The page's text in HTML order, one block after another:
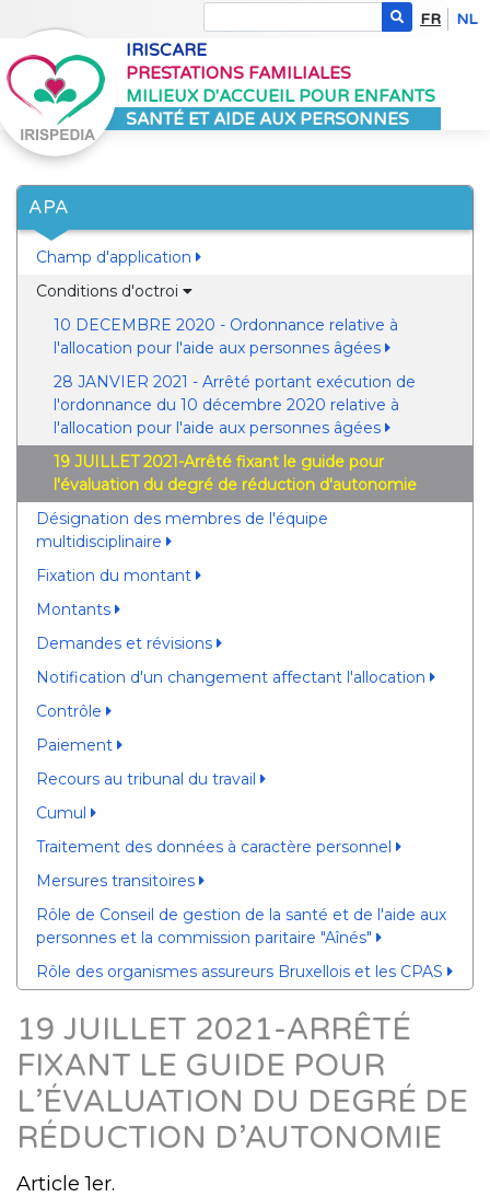
FR NL
IRISCARE
PRESTATIONS FAMILIALES
MILIEUX D'ACCUEIL POUR ENFANTS
SANTÉ ET AIDE AUX PERSONNES
APA
Champ d'application
Conditions d'octroi
10 DECEMBRE 2020 - Ordonnance relative à
l'allocation pour l'aide aux personnes âgées
28 JANVIER 2021 - Arrêté portant exécution de
l'ordonnance du 10 décembre 2020 relative à
l'allocation pour l'aide aux personnes âgées
19 JUILLET 2021-Arrêté fixant le guide pour
l'évaluation du degré de réduction d'autonomie
Désignation des membres de l'équipe
multidisciplinaire
Fixation du montant
Montants
Demandes et révisions
Notification d'un changement affectant l'allocation
Contrôle
Paiement
Recours au tribunal du travail
Cumul
Traitement des données à caractère personnel
Mersures transitoires
Rôle de Conseil de gestion de la santé et de l'aide aux
personnes et la commission paritaire "Aînés"
Rôle des organismes assureurs Bruxellois et les CPAS
19 JUILLET 2021-ARRÊTÉ
FIXANT LE GUIDE POUR
L’ÉVALUATION DU DEGRÉ DE
RÉDUCTION D’AUTONOMIE
Article 1er.